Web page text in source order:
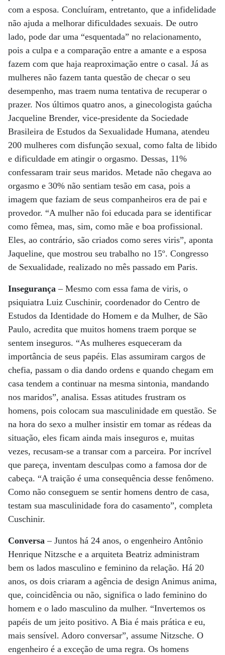
com a esposa. Concluíram, entretanto, que a infidelidade
não ajuda a melhorar dificuldades sexuais. De outro
lado, pode dar uma “esquentada” no relacionamento,
pois a culpa e a comparação entre a amante e a esposa
fazem com que haja reaproximação entre o casal. Já as
mulheres não fazem tanta questão de checar o seu
desempenho, mas traem numa tentativa de recuperar o
prazer. Nos últimos quatro anos, a ginecologista gaúcha
Jacqueline Brender, vice-presidente da Sociedade
Brasileira de Estudos da Sexualidade Humana, atendeu
200 mulheres com disfunção sexual, como falta de libido
e dificuldade em atingir o orgasmo. Dessas, 11%
confessaram trair seus maridos. Metade não chegava ao
orgasmo e 30% não sentiam tesão em casa, pois a
imagem que faziam de seus companheiros era de pai e
provedor. “A mulher não foi educada para se identificar
como fêmea, mas, sim, como mãe e boa profissional.
Eles, ao contrário, são criados como seres viris”, aponta
Jaqueline, que mostrou seu trabalho no 15º. Congresso
de Sexualidade, realizado no mês passado em Paris.
Insegurança – Mesmo com essa fama de viris, o
psiquiatra Luiz Cuschinir, coordenador do Centro de
Estudos da Identidade do Homem e da Mulher, de São
Paulo, acredita que muitos homens traem porque se
sentem inseguros. “As mulheres esqueceram da
importância de seus papéis. Elas assumiram cargos de
chefia, passam o dia dando ordens e quando chegam em
casa tendem a continuar na mesma sintonia, mandando
nos maridos”, analisa. Essas atitudes frustram os
homens, pois colocam sua masculinidade em questão. Se
na hora do sexo a mulher insistir em tomar as rédeas da
situação, eles ficam ainda mais inseguros e, muitas
vezes, recusam-se a transar com a parceira. Por incrível
que pareça, inventam desculpas como a famosa dor de
cabeça. “A traição é uma consequência desse fenômeno.
Como não conseguem se sentir homens dentro de casa,
testam sua masculinidade fora do casamento”, completa
Cuschinir.
Conversa – Juntos há 24 anos, o engenheiro Antônio
Henrique Nitzsche e a arquiteta Beatriz administram
bem os lados masculino e feminino da relação. Há 20
anos, os dois criaram a agência de design Animus anima,
que, coincidência ou não, significa o lado feminino do
homem e o lado masculino da mulher. “Invertemos os
papéis de um jeito positivo. A Bia é mais prática e eu,
mais sensível. Adoro conversar”, assume Nitzsche. O
engenheiro é a exceção de uma regra. Os homens